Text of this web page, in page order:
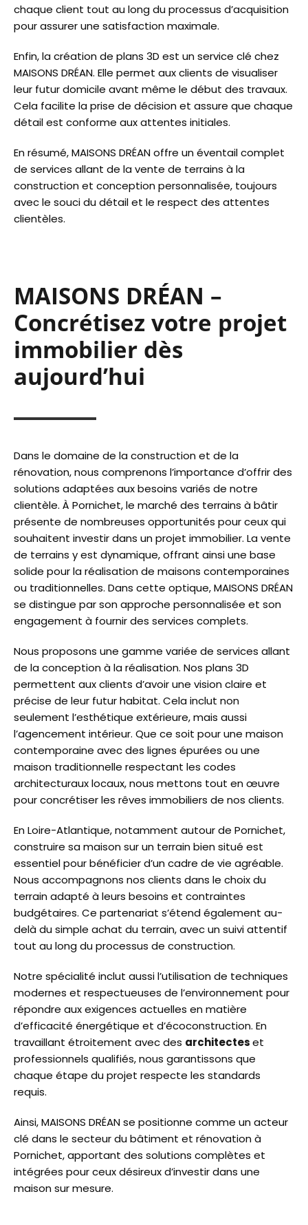
chaque client tout au long du processus d’acquisition
pour assurer une satisfaction maximale.
Enfin, la création de plans 3D est un service clé chez
MAISONS DRÉAN. Elle permet aux clients de visualiser
leur futur domicile avant même le début des travaux.
Cela facilite la prise de décision et assure que chaque
détail est conforme aux attentes initiales.
En résumé, MAISONS DRÉAN offre un éventail complet
de services allant de la vente de terrains à la
construction et conception personnalisée, toujours
avec le souci du détail et le respect des attentes
clientèles.
MAISONS DRÉAN –
Concrétisez votre projet
immobilier dès
aujourd’hui
Dans le domaine de la construction et de la
rénovation, nous comprenons l’importance d’offrir des
solutions adaptées aux besoins variés de notre
clientèle. À Pornichet, le marché des terrains à bâtir
présente de nombreuses opportunités pour ceux qui
souhaitent investir dans un projet immobilier. La vente
de terrains y est dynamique, offrant ainsi une base
solide pour la réalisation de maisons contemporaines
ou traditionnelles. Dans cette optique, MAISONS DRÉAN
se distingue par son approche personnalisée et son
engagement à fournir des services complets.
Nous proposons une gamme variée de services allant
de la conception à la réalisation. Nos plans 3D
permettent aux clients d’avoir une vision claire et
précise de leur futur habitat. Cela inclut non
seulement l’esthétique extérieure, mais aussi
l’agencement intérieur. Que ce soit pour une maison
contemporaine avec des lignes épurées ou une
maison traditionnelle respectant les codes
architecturaux locaux, nous mettons tout en œuvre
pour concrétiser les rêves immobiliers de nos clients.
En Loire-Atlantique, notamment autour de Pornichet,
construire sa maison sur un terrain bien situé est
essentiel pour bénéficier d’un cadre de vie agréable.
Nous accompagnons nos clients dans le choix du
terrain adapté à leurs besoins et contraintes
budgétaires. Ce partenariat s’étend également au-
delà du simple achat du terrain, avec un suivi attentif
tout au long du processus de construction.
Notre spécialité inclut aussi l’utilisation de techniques
modernes et respectueuses de l’environnement pour
répondre aux exigences actuelles en matière
d’efficacité énergétique et d’écoconstruction. En
travaillant étroitement avec des architecteset
professionnels qualifiés, nous garantissons que
chaque étape du projet respecte les standards
requis.
Ainsi, MAISONS DRÉAN se positionne comme un acteur
clé dans le secteur du bâtiment et rénovation à
Pornichet, apportant des solutions complètes et
intégrées pour ceux désireux d’investir dans une
maison sur mesure.